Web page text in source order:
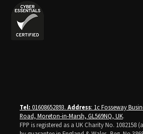
Tel: 01608652893. Address: 1c Fosseway
Road, Moreton-in-Marsh, GL569NQ, UK.
FPP is registered as a UK Charity No. 1082158